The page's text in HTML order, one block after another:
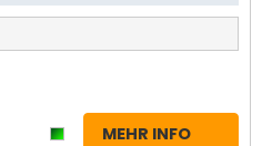
MEHR INFO